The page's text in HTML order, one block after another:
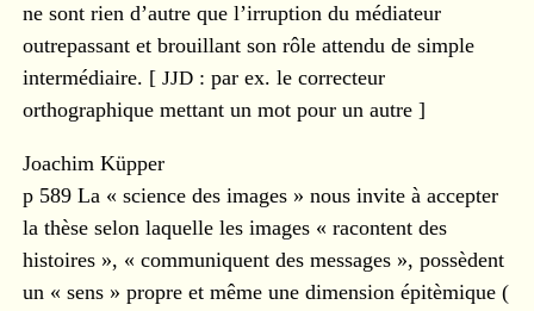
ne sont rien d’autre que l’irruption du médiateur
outrepassant et brouillant son rôle attendu de simple
intermédiaire. [ JJD: par ex. le correcteur
orthographique mettant un mot pour un autre ]
Joachim Küpper
p 589 La « science des images » nous invite à accepter
la thèse selon laquelle les images « racontent des
histoires », « communiquent des messages », possèdent
un « sens » propre et même une dimension épitèmique (